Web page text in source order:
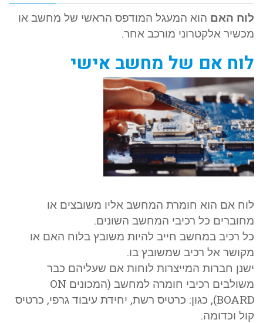
לוח האם הוא המעגל המודפס הראשי של מחשב או
מכשיר אלקטרוני מורכב אחר.
לוח אם של מחשב אישי
לוח אם הוא חומרת המחשב אליו משובצים או
מחוברים כל רכיבי המחשב השונים.
כל רכיב במחשב חייב להיות משובץ בלוח האם או
מקושר אל רכיב שמשובץ בו.
ישנן חברות המייצרות לוחות אם שעליהם כבר
משולבים רכיבי חומרה למחשב (המכונים ON
BOARD), כגון: כרטיס רשת, יחידת עיבוד גרפי, כרטיס
קול וכדומה.